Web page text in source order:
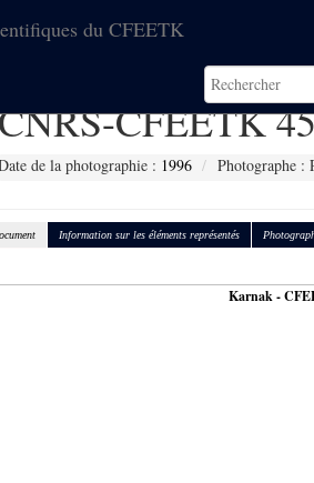
du CFEETK
CFEETK
de la photographie : 1996 Photographe :
Information sur les éléments représentés